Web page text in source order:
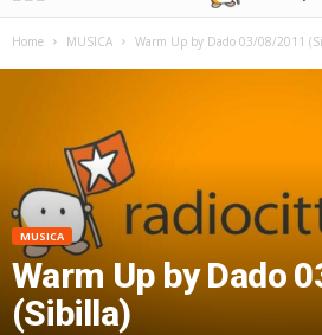
Home MUSICA Warm Up by Dado 03/08/2011
MUSICA
Warm Up by Dado
(Sibilla)